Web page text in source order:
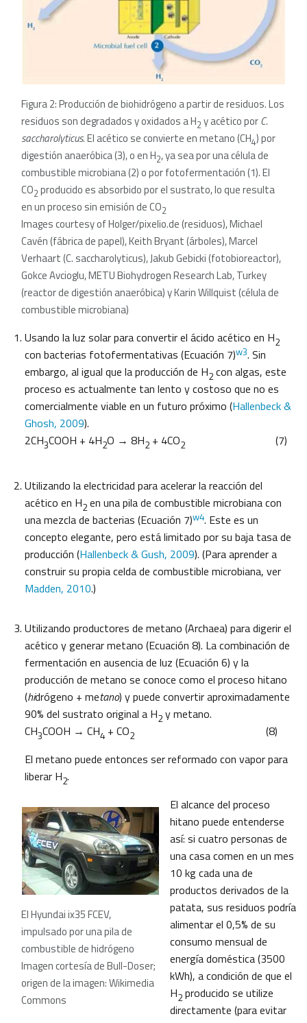
Figura 2: Producción de biohidrógeno a partir de residuos. Los
residuos son degradados y oxidados a H2y acético porC.
saccharolyticus. El acético se convierte en metano (CH4) por
digestión anaeróbica (3), o en H2, ya sea por una célula de
combustible microbiana (2) o por fotofermentación (1). El
CO2producido es absorbido por el sustrato, lo que resulta
en un proceso sin emisión de CO2
Images courtesy of Holger/pixelio.de (residuos), Michael
Cavén (fábrica de papel), Keith Bryant (árboles), Marcel
Verhaart (C. saccharolyticus), Jakub Gebicki (fotobioreactor),
Gokce Avcioglu, METU Biohydrogen Research Lab, Turkey
(reactor de digestión anaeróbica) y Karin Willquist (célula de
combustible microbiana)
Usando la luz solar para convertir el ácido acético en H2
con bacterias fotofermentativas (Ecuación 7)w3. Sin
embargo, al igual que la producción de H2 con algas, este
proceso es actualmente tan lento y costoso que no es
comercialmente viable en un futuro próximo (Hallenbeck &
Ghosh, 2009).
2CH3COOH + 4H2O → 8H2 + 4CO2 (7)
Utilizando la electricidad para acelerar la reacción del
acético en H2 en una pila de combustible microbiana con
una mezcla de bacterias (Ecuación 7)w4. Este es un
concepto elegante, pero está limitado por su baja tasa de
producción (Hallenbeck & Gush, 2009). (Para aprender a
construir su propia celda de combustible microbiana, ver
Madden, 2010.)
Utilizando productores de metano (Archaea) para digerir el
acético y generar metano (Ecuación 8). La combinación de
fermentación en ausencia de luz (Ecuación 6) y la
producción de metano se conoce como el proceso hitano
(hidrógeno + metano) y puede convertir aproximadamente
90% del sustrato original a H2 y metano.
CH3COOH → CH4 + CO2 (8)
El metano puede entonces ser reformado con vapor para
liberar H2.
El Hyundai ix35 FCEV,
impulsado por una pila de
combustible de hidrógeno
Imagen cortesía de Bull-Doser;
origen de la imagen: Wikimedia
Commons
El alcance del proceso
hitano puede entenderse
así: si cuatro personas de
una casa comen en un mes
10 kg cada una de
productos derivados de la
patata, sus residuos podría
alimentar el 0,5% de su
consumo mensual de
energía doméstica (3500
kWh), a condición de que el
H2 producido se utilize
directamente (para evitar